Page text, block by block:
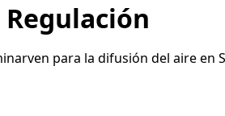
para la difusión del aire en